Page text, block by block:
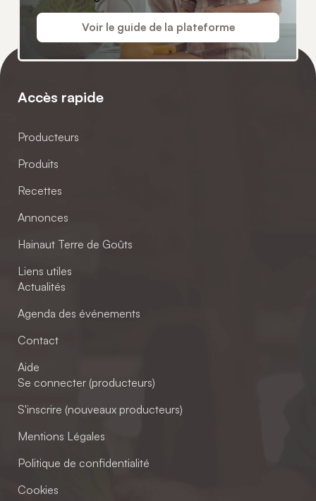
Voir le guide de la plateforme
Accès rapide
Producteurs
Produits
Recettes
Annonces
Hainaut Terre de Goûts
Liens utiles
Actualités
Agenda des événements
Contact
Aide
Se connecter (producteurs)
S'inscrire (nouveaux producteurs)
Mentions Légales
Politique de confidentialité
Cookies